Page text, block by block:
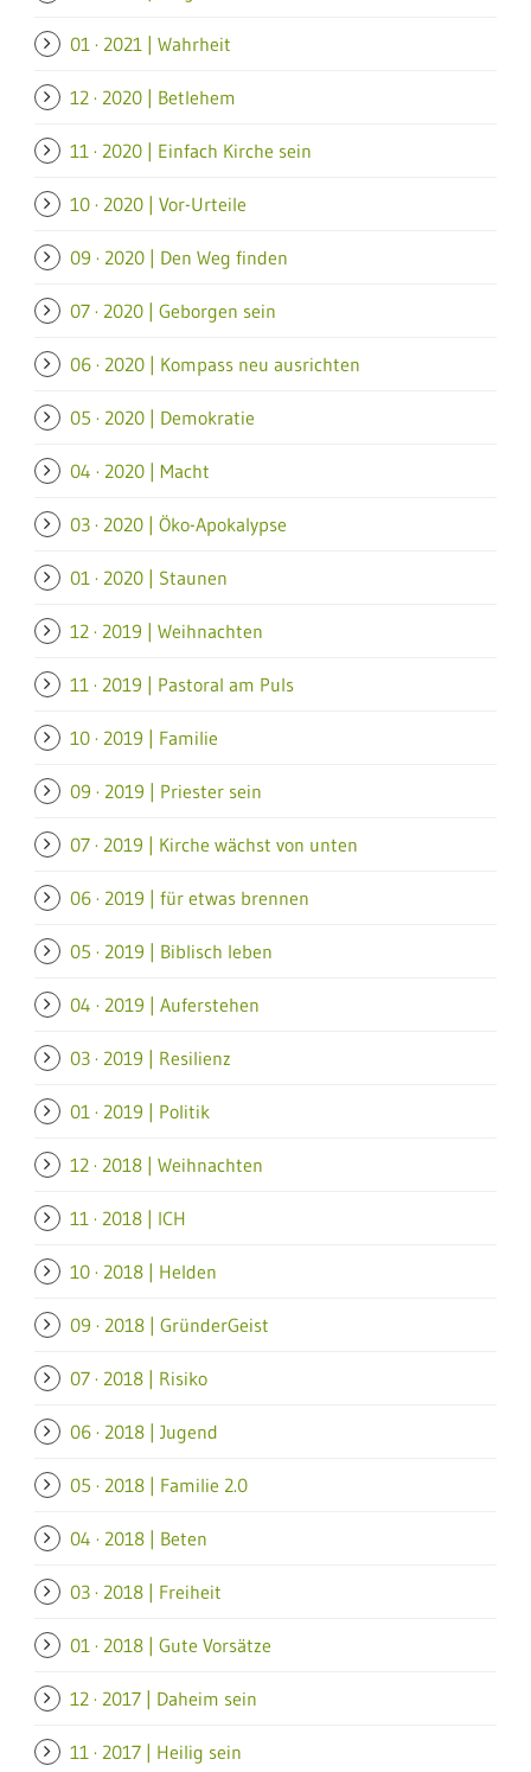
01 · 2021 | Wahrheit
12 · 2020 | Betlehem
11 · 2020 | Einfach Kirche sein
10 · 2020 | Vor-Urteile
09 · 2020 | Den Weg finden
07 · 2020 | Geborgen sein
06 · 2020 | Kompass neu ausrichten
05 · 2020 | Demokratie
04 · 2020 | Macht
03 · 2020 | Öko-Apokalypse
01 · 2020 | Staunen
12 · 2019 | Weihnachten
11 · 2019 | Pastoral am Puls
10 · 2019 | Familie
09 · 2019 | Priester sein
07 · 2019 | Kirche wächst von unten
06 · 2019 | für etwas brennen
05 · 2019 | Biblisch leben
04 · 2019 | Auferstehen
03 · 2019 | Resilienz
01 · 2019 | Politik
12 · 2018 | Weihnachten
11 · 2018 | ICH
10 · 2018 | Helden
09 · 2018 | GründerGeist
07 · 2018 | Risiko
06 · 2018 | Jugend
05 · 2018 | Familie 2.0
04 · 2018 | Beten
03 · 2018 | Freiheit
01 · 2018 | Gute Vorsätze
12 · 2017 | Daheim sein
11 · 2017 | Heilig sein